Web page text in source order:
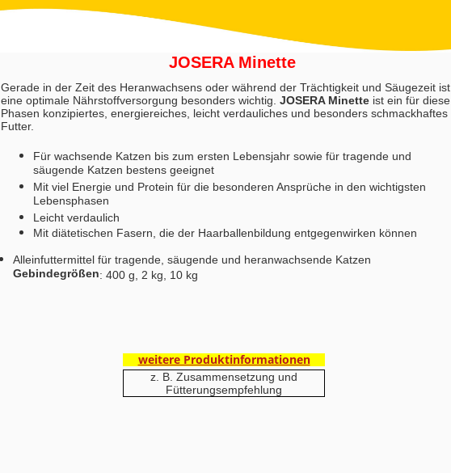
JOSERA Minette
Gerade in der Zeit des Heranwachsens oder während der Trächtigkeit und Säugezeit ist
eine optimale Nährstoffversorgung besonders wichtig. JOSERA Minette ist ein für diese
Phasen konzipiertes, energiereiches, leicht verdauliches und besonders schmackhaftes
Futter.
Für wachsende Katzen bis zum ersten Lebensjahr sowie für tragende und
säugende Katzen bestens geeignet
Mit viel Energie und Protein für die besonderen Ansprüche in den wichtigsten
Lebensphasen
Leicht verdaulich
Mit diätetischen Fasern, die der Haarballenbildung entgegenwirken können
Alleinfuttermittel für tragende, säugende und heranwachsende Katzen
Gebindegrößen: 400 g, 2 kg, 10 kg
weitere Produktinformationen
z. B. Zusammensetzung und
Fütterungsempfehlung